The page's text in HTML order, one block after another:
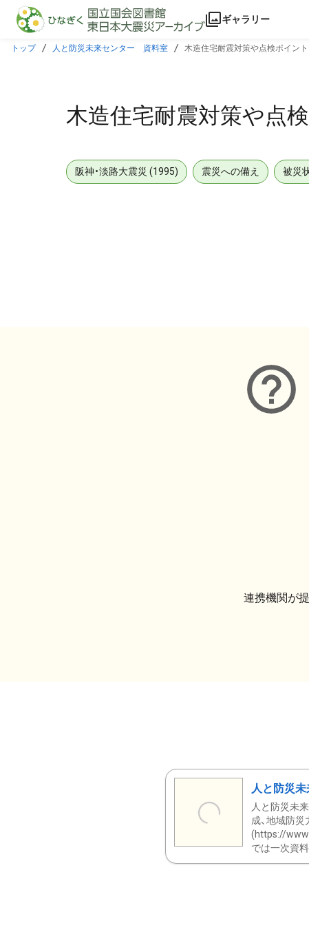
本文に飛ぶ
ギャラリー
トップ 人と防災未来センター 資料室 木造住宅耐震対策や点検ポイン
木造住宅耐震対策や点
阪神・淡路大震災 (1995) 震災への備え 被災
連携機関が
人と防災
人と防災未
成、地域防
(https://
では一次資料